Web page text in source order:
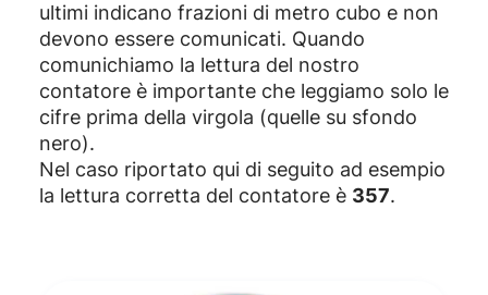
ultimi indicano frazioni di metro cubo e non
devono essere comunicati. Quando
comunichiamo la lettura del nostro
contatore è importante che leggiamo solo le
cifre prima della virgola (quelle su sfondo
nero).
Nel caso riportato qui di seguito ad esempio
la lettura corretta del contatore è 357.